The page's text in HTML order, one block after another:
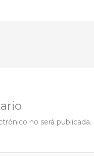
no será publicada.